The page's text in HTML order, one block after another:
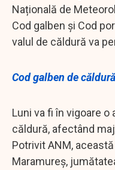
Națională de
Cod galben și Cod
valul de căldură va
Cod galben de
Luni va fi în vigoare o
căldură, afectând
Potrivit ANM,
Maramureș,